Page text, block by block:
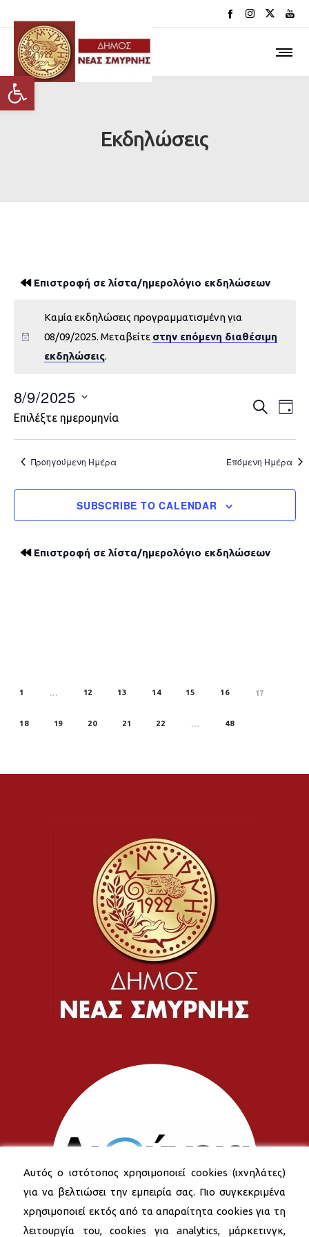
Ανοίξτε τη γραμμή εργαλείων
Εκδηλώσεις
Επιστροφή σε λίστα/ημερολόγιο εκδηλώσεων
Καμία εκδηλώσεις προγραμματισμένη για
08/09/2025. Μεταβείτε στην επόμενη διαθέσιμη
εκδηλώσεις.
Search
and
Views
DAY
8/9/2025
Επιλέξτε ημερομηνία
Προηγούμενη Ημέρα Επόμενη Ημέρα
SUBSCRIBE TO CALENDAR
Επιστροφή σε λίστα/ημερολόγιο εκδηλώσεων
1 … 12 13 14 15 16 17
18 19 20 21 22 … 48
Αυτός ο ιστότοπος χρησιμοποιεί cookies (ιχνηλάτες)
για να βελτιώσει την εμπειρία σας. Πιο συγκεκριμένα
χρησιμοποιεί εκτός από τα απαραίτητα cookies για τη
λειτουργία του, cookies για analytics, μάρκετινγκ,